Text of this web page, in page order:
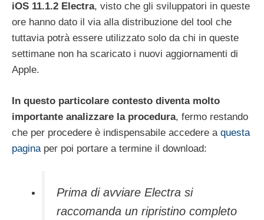
iOS 11.1.2 Electra, visto che gli sviluppatori in queste
ore hanno dato il via alla distribuzione del tool che
tuttavia potrà essere utilizzato solo da chi in queste
settimane non ha scaricato i nuovi aggiornamenti di
Apple.
In questo particolare contesto diventa molto
importante analizzare la procedura, fermo restando
che per procedere è indispensabile accedere a questa
paginaper poi portare a termine il download:
Prima di avviare Electra si
raccomanda un ripristino completo